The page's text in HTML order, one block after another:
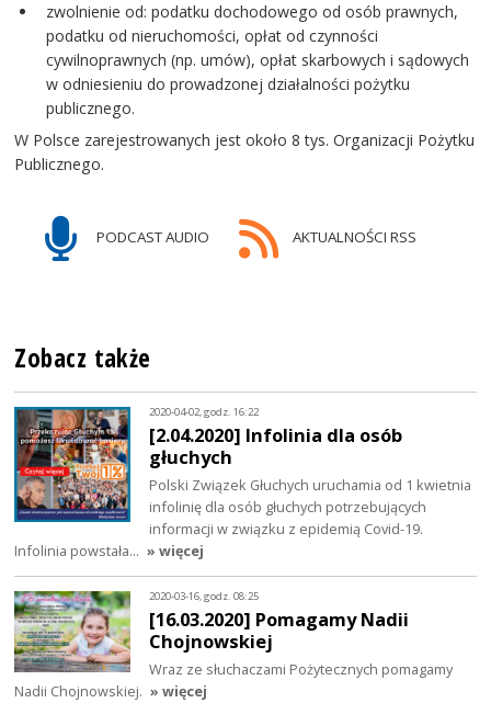
zwolnienie od: podatku dochodowego od osób prawnych,
podatku od nieruchomości, opłat od czynności
cywilnoprawnych (np. umów), opłat skarbowych i sądowych
w odniesieniu do prowadzonej działalności pożytku
publicznego.
W Polsce zarejestrowanych jest około 8 tys. Organizacji Pożytku
Publicznego.
PODCAST AUDIO AKTUALNOŚCI RSS
Zobacz także
2020-04-02, godz. 16:22
[2.04.2020] Infolinia dla osób
głuchych
Polski Związek Głuchych uruchamia od 1 kwietnia
infolinię dla osób głuchych potrzebujących
informacji w związku z epidemią Covid-19.
Infolinia powstała… » więcej
2020-03-16, godz. 08:25
[16.03.2020] Pomagamy Nadii
Chojnowskiej
Wraz ze słuchaczami Pożytecznych pomagamy
Nadii Chojnowskiej. » więcej